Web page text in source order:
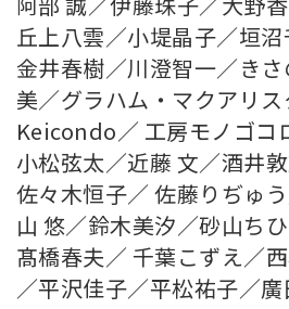
丘上八雲／小堤晶子／垣
金井春樹／川澄智一／き
美／グラハム・マクアリ
Keicondo／ 工房モノゴコ
小松弦太／近藤 文／酒井
佐々木恒子／ 佐藤りぢゅ
山 悠／鈴木美汐／砂山ち
髙橋春夫／ 千葉こずえ／
／平沢佳子／平松祐子／